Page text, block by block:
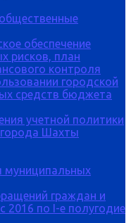
обеспечение
рисков, план
контроля
городской
средств бюджета
учетной политики
Шахты
муниципальных
граждан и
2016 по I-е полугодие